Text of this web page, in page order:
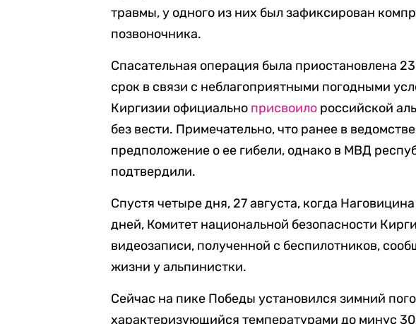
травмы, у одного из них был зафиксирован
позвоночника.
Спасательная операция была приостановлена
срок в связи с неблагоприятными погодными
Киргизии официально присвоило российской
без вести. Примечательно, что ранее в
предположение о ее гибели, однако в МВД
подтвердили.
Спустя четыре дня, 27 августа, когда
дней, Комитет национальной безопасности
видеозаписи, полученной с беспилотников,
жизни у альпинистки.
Сейчас на пике Победы установился зимний
характеризующийся температурами до минус